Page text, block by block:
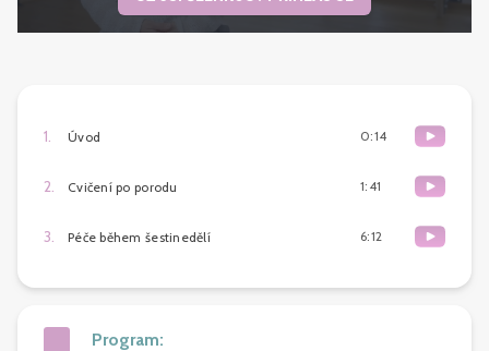
1. Úvod 0:14
2. Cvičení po porodu 1:41
3. Péče během šestinedělí 6:12
Program: